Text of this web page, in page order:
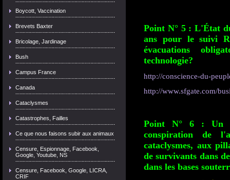
Boycott, Vaccination
Brevets Baxter
Bricolage, Jardinage
Bush
Campus France
Canada
Cataclysmes
Catastrophes, Failles
Ce que nous faisons subir aux animaux
Censure, Espionnage, Facebook,
Google, Youtube, NS
Censure, Facebook, Google, LICRA,
CRIF
Point N° 5 : L'État
ans pour le suivi
évacuations
technologie?
http://conscience-du-
http://www.sfgate.com/
Point N° 6 :
conspiration de
cataclysmes, aux
de survivants dans
dans les bases